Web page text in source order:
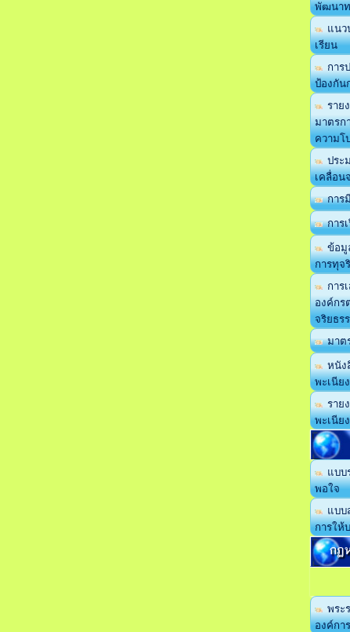
พัฒนาท
แนว
เรียน
การ
ป้องกัน
ราย
มาตรก
ความโ
ประ
เคลื่อน
การ
การเ
ข้อมู
การทุจ
การ
องค์กร
จริยธร
มาต
หนัง
พะเนียง
ราย
พะเนียง
แบบ
พอใจ
แบบ
การให้
กฏ
พระ
องค์กา